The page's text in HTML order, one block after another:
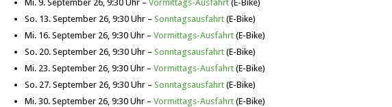
Mi. 9. September 26, 9:30 Uhr – Vormittags-Ausfahrt (E-Bike)
So. 13. September 26, 9:30 Uhr – Sonntagsausfahrt (E-Bike)
Mi. 16. September 26, 9:30 Uhr – Vormittags-Ausfahrt (E-Bike)
So. 20. September 26, 9:30 Uhr – Sonntagsausfahrt (E-Bike)
Mi. 23. September 26, 9:30 Uhr – Vormittags-Ausfahrt (E-Bike)
So. 27. September 26, 9:30 Uhr – Sonntagsausfahrt (E-Bike)
Mi. 30. September 26, 9:30 Uhr – Vormittags-Ausfahrt (E-Bike)